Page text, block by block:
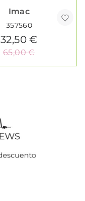
Imac
357560
32,50 €
65,00 €